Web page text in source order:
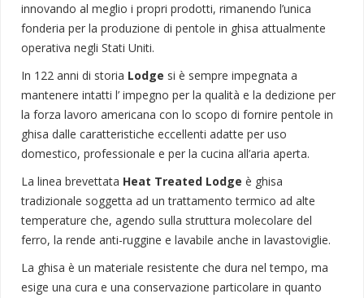
innovando al meglio i propri prodotti, rimanendo l’unica
fonderia per la produzione di pentole in ghisa attualmente
operativa negli Stati Uniti.
In 122 anni di storia Lodge si è sempre impegnata a
mantenere intatti l’ impegno per la qualità e la dedizione per
la forza lavoro americana con lo scopo di fornire pentole in
ghisa dalle caratteristiche eccellenti adatte per uso
domestico, professionale e per la cucina all’aria aperta.
La linea brevettata Heat Treated Lodge è ghisa
tradizionale soggetta ad un trattamento termico ad alte
temperature che, agendo sulla struttura molecolare del
ferro, la rende anti-ruggine e lavabile anche in lavastoviglie.
La ghisa è un materiale resistente che dura nel tempo, ma
esige una cura e una conservazione particolare in quanto